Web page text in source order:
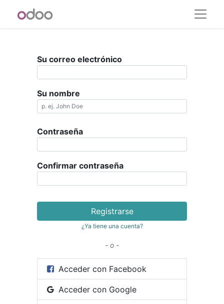
Su correo electrónico
Su nombre
Contraseña
Confirmar contraseña
Registrarse
¿Ya tiene una cuenta?
- o -
Acceder con Facebook
Acceder con Google